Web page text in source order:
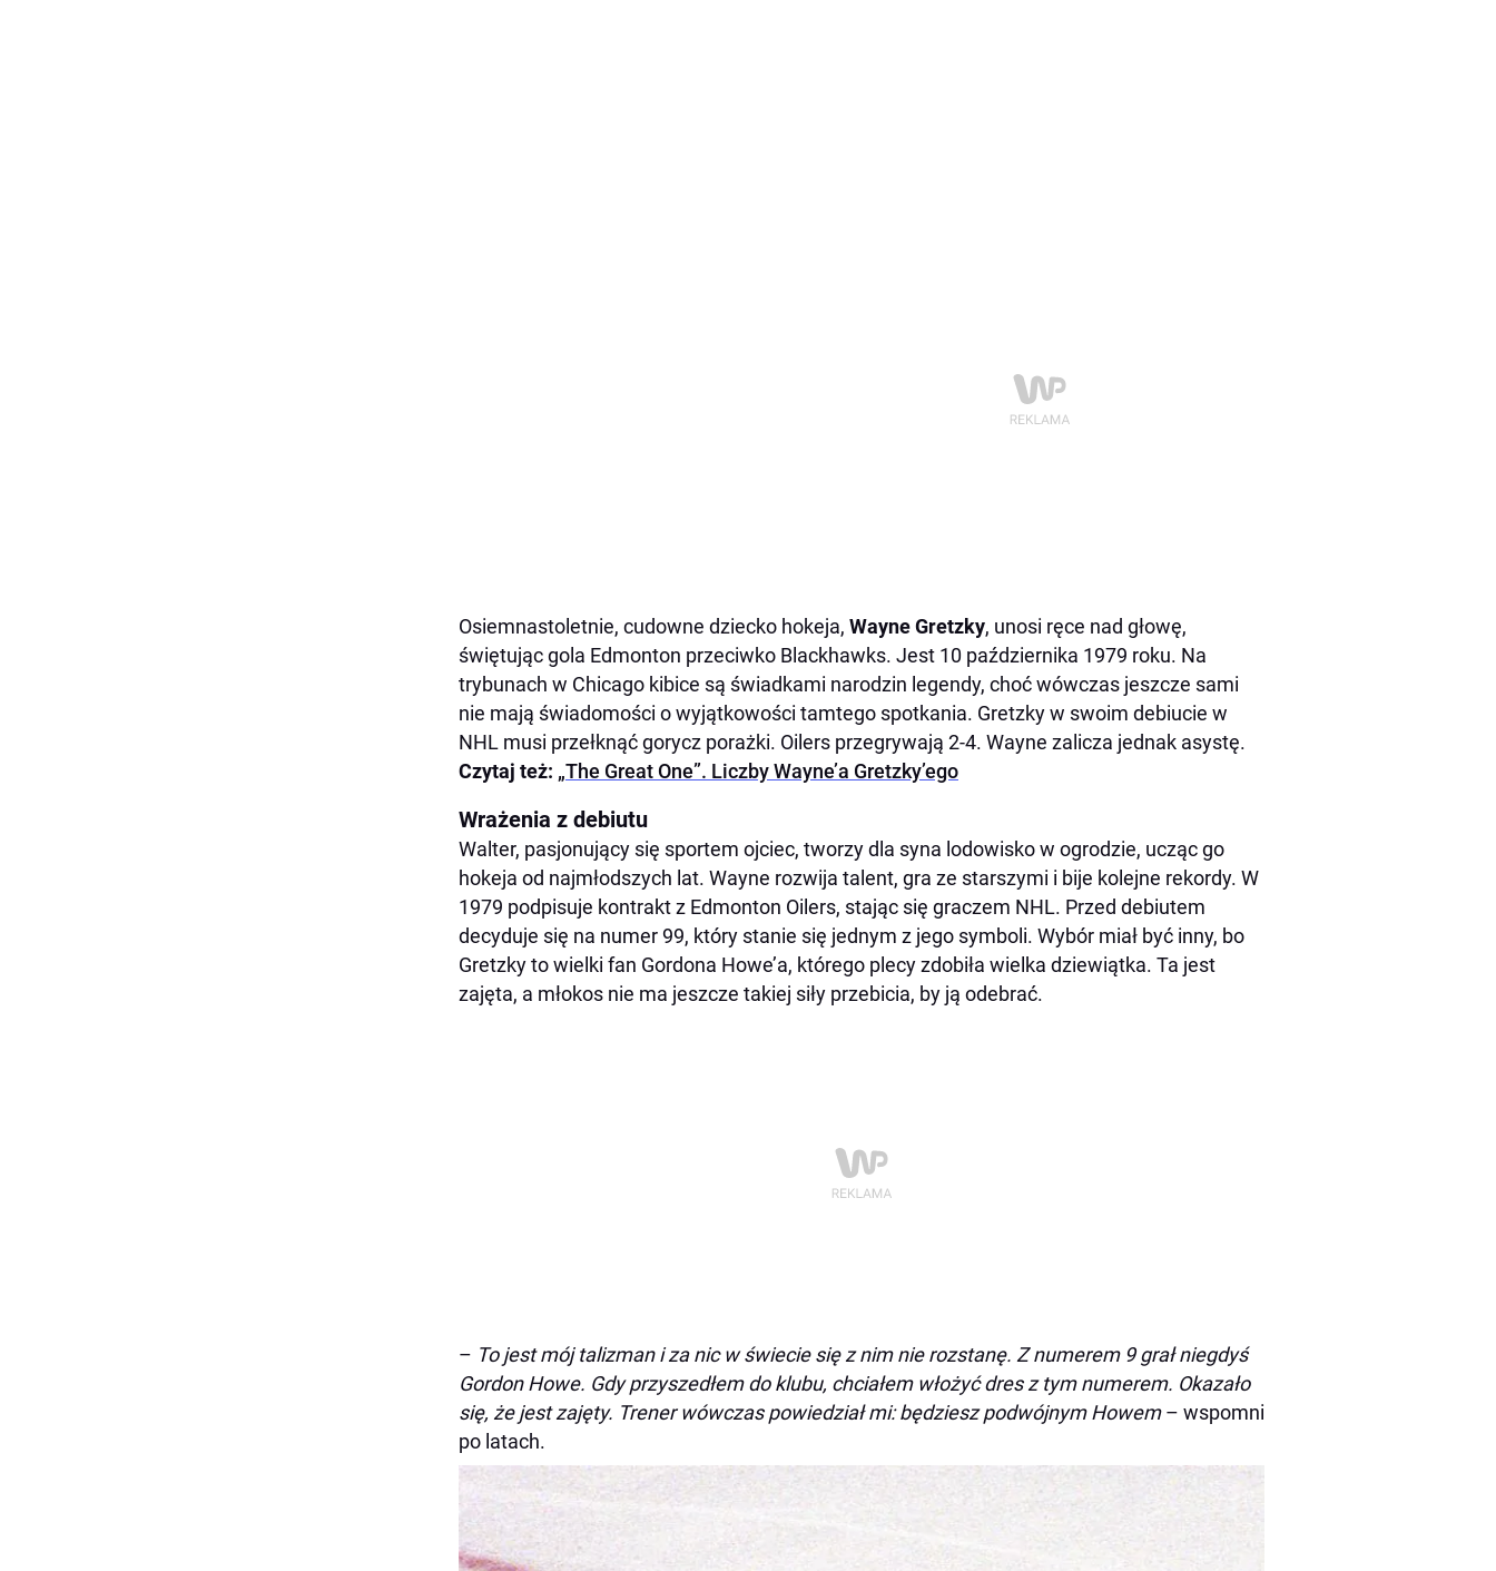
Osiemnastoletnie, cudowne dziecko hokeja, Wayne Gretzky, unosi ręce nad głowę,
świętując gola Edmonton przeciwko Blackhawks. Jest 10 października 1979 roku. Na
trybunach w Chicago kibice są świadkami narodzin legendy, choć wówczas jeszcze sami
nie mają świadomości o wyjątkowości tamtego spotkania. Gretzky w swoim debiucie w
NHL musi przełknąć gorycz porażki. Oilers przegrywają 2-4. Wayne zalicza jednak asystę.
Czytaj też: „The Great One”. Liczby Wayne’a Gretzky’ego
Wrażenia z debiutu
Walter, pasjonujący się sportem ojciec, tworzy dla syna lodowisko w ogrodzie, ucząc go
hokeja od najmłodszych lat. Wayne rozwija talent, gra ze starszymi i bije kolejne rekordy. W
1979 podpisuje kontrakt z Edmonton Oilers, stając się graczem NHL. Przed debiutem
decyduje się na numer 99, który stanie się jednym z jego symboli. Wybór miał być inny, bo
Gretzky to wielki fan Gordona Howe’a, którego plecy zdobiła wielka dziewiątka. Ta jest
zajęta, a młokos nie ma jeszcze takiej siły przebicia, by ją odebrać.
– To jest mój talizman i za nic w świecie się z nim nie rozstanę. Z numerem 9 grał niegdyś
Gordon Howe. Gdy przyszedłem do klubu, chciałem włożyć dres z tym numerem. Okazało
się, że jest zajęty. Trener wówczas powiedział mi: będziesz podwójnym Howem– wspomni
po latach.